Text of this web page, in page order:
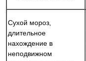
Сухой мороз,
длительное
нахождение в
неподвижном